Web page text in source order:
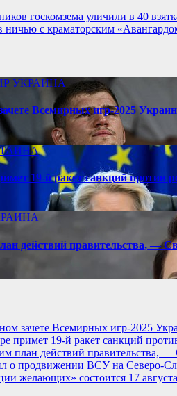
госкомзема уличили в 40
с краматорским
УКРАИНА
Всемирных игр-2025
19-й ракет санкций против
действий правительства, —
зачете Всемирных игр-2025
примет 19-й ракет санкций
план действий правительства,
о продвижении ВСУ на Северо-
желающих» состоится 17 августа